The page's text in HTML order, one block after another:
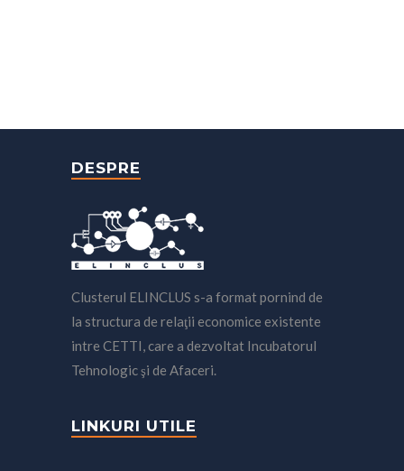
DESPRE
Clusterul ELINCLUS s-a format pornind de
la structura de relaţii economice existente
intre CETTI, care a dezvoltat Incubatorul
Tehnologic şi de Afaceri.
LINKURI UTILE